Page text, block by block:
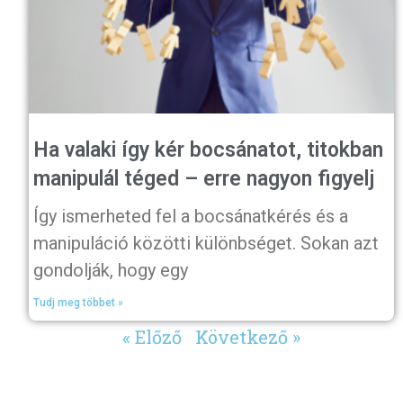
Ha valaki így kér bocsánatot, titokban
manipulál téged – erre nagyon figyelj
Így ismerheted fel a bocsánatkérés és a
manipuláció közötti különbséget. Sokan azt
gondolják, hogy egy
Tudj meg többet »
« Előző Következő »